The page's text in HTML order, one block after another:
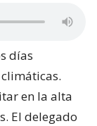
días
en la alta
El delegado